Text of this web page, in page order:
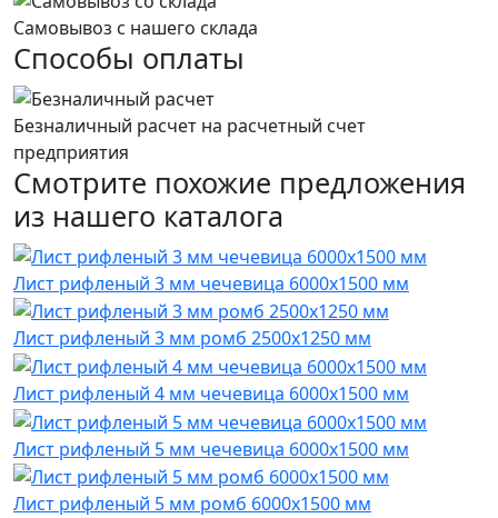
Самовывоз с нашего склада
Способы оплаты
Безналичный расчет на расчетный счет
предприятия
Смотрите похожие предложения
из нашего каталога
Лист рифленый 3 мм чечевица 6000х1500 мм
Лист рифленый 3 мм ромб 2500х1250 мм
Лист рифленый 4 мм чечевица 6000х1500 мм
Лист рифленый 5 мм чечевица 6000х1500 мм
Лист рифленый 5 мм ромб 6000х1500 мм